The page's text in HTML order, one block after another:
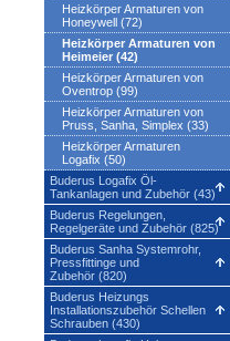
Heizkörper Armaturen von
Honeywell (72)
Heizkörper Armaturen von
Heimeier (42)
Heizkörper Armaturen von
Oventrop (99)
Heizkörper Armaturen von
Pruss, Sanha, Simplex (33)
Heizkörper Armaturen
Logafix (50)
Buderus Logafix Öl-
Tankanlagen und Zubehör (43)
Buderus Regelungen,
Regelgeräte und Zubehör (825)
Buderus Sanha Systemrohr,
Pressfittinge und
Zubehör (820)
Buderus Heizungs
Installationszubehör Schellen
Schrauben (430)